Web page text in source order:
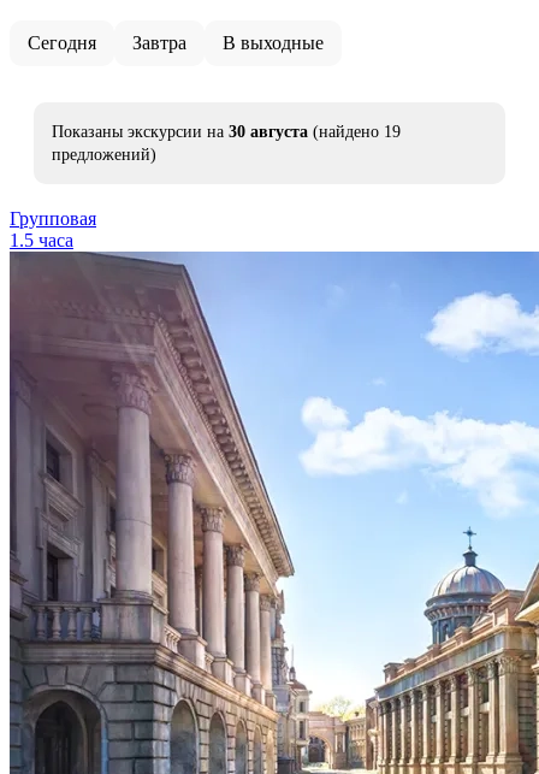
Сегодня Завтра В выходные
Показаны экскурсии на 30 августа (найдено 19
предложений)
Групповая
1.5 часа